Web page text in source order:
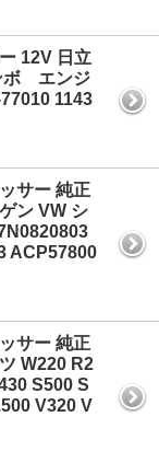
12V 日立
ボ エンジ
1143
サー 純正
ン VW シ
ACP57800
サー 純正
W220 R2
S500 S
V320 V